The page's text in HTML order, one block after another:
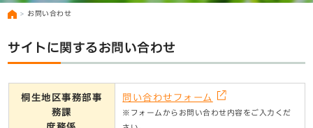
お問い合わせ
サイトに関するお問い合わせ
桐生地区事務部事
務課
問い合わせフォーム
※フォームからお問い合わせ内容をご入力くだ